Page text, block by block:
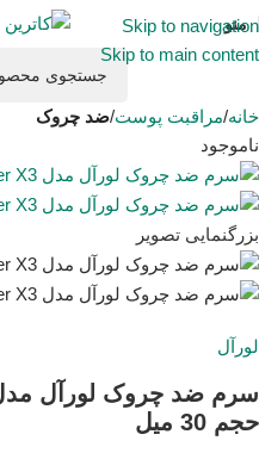
Skip to navigation
Skip to main content
منو
خانه مراقبت پوست ضد چروک
ناموجود
بزرگنمایی تصویر
لورآل
حجم 30 میل